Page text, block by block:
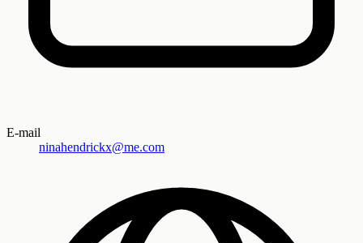
E-mail
ninahendrickx@me.com